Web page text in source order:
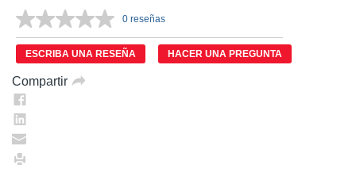
Sin
puntuación.
Enlace
en
0 reseñas
ESCRIBA UNA RESEÑA HACER UNA PREGUNTA
Compartir